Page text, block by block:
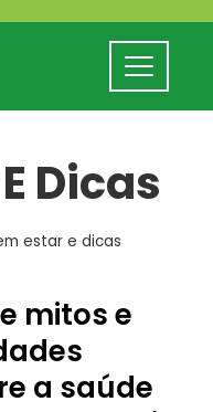
Dicas
estar e dicas
mitos e
a saúde